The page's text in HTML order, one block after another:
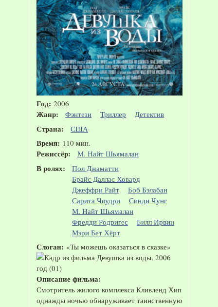
Год: 2006
Жанр: Фэнтези Триллер Детектив
Страна: США
Время: 110 мин.
Режиссёр: М. Найт Шьямалан
В ролях:
Пол Джаматти
Брайс Даллас Ховард
Джеффри Райт
Боб Бэлабан
Сарита Чоудри
Синди Чунг
М. Найт Шьямалан
Фредди Родригес
Билл Ирвин
Мэри Бет Хёрт
Слоган: «Ты можешь оказаться в сказке»
Описание фильма:
Смотритель жилого комплекса Кливленд Хип
однажды ночью обнаруживает таинственную